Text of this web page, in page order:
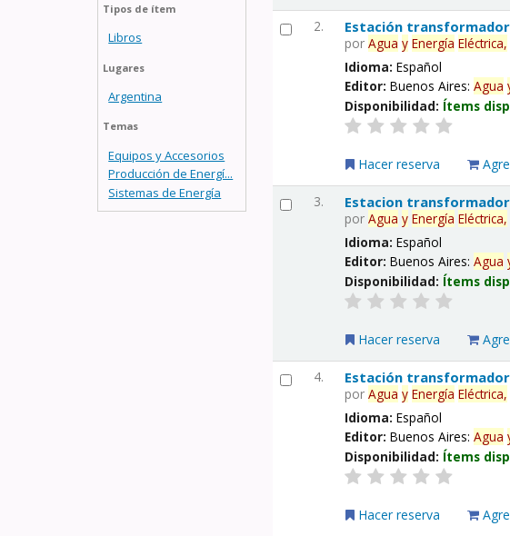
Tipos de ítem
Libros
Lugares
Argentina
Temas
Equipos y Accesorios
Producción de Energí...
Sistemas de Energía
2. Estación
porAgua y Energía Eléctrica,
Idioma:Español
Editor:Buenos Aires:Agua
Disponibilidad: Ítems
Hacer reserva
3. Estacion
porAgua y Energía Eléctrica,
Idioma:Español
Editor:Buenos Aires:Agua
Disponibilidad: Ítems
Hacer reserva
4. Estación
porAgua y Energía Eléctrica,
Idioma:Español
Editor:Buenos Aires:Agua
Disponibilidad: Ítems
Hacer reserva